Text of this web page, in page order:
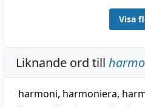
Visa
Liknande ord till
harmoni, harmoniera,